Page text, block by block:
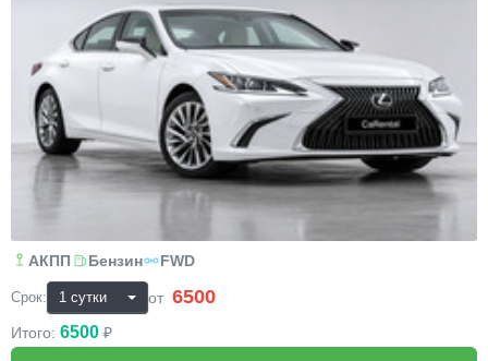
АКПП Бензин FWD
Срок: от 6500
Итого: 6500 ₽